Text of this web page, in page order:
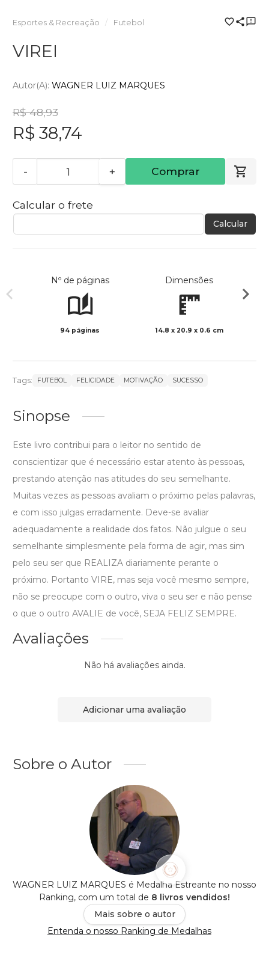
Esportes & Recreação Futebol
VIREI
Autor(a): WAGNER LUIZ MARQUES
R$ 48,93
R$ 38,74
- + Comprar
Calcular o frete
Calcular
Nº de páginas
94 páginas
Dimensões
14.8 x 20.9 x 0.6 cm
Tags: FUTEBOL FELICIDADE MOTIVAÇÃO SUCESSO
Sinopse
Este livro contribui para o leitor no sentido de
conscientizar que é necessário estar atento às pessoas,
prestando atenção nas atitudes do seu semelhante.
Muitas vezes as pessoas avaliam o próximo pelas palavras,
e com isso julgas erradamente. Deve-se avaliar
adequadamente a realidade dos fatos. Não julgue o seu
semelhante simplesmente pela forma de agir, mas sim
pelo seu ser que REALIZA diariamente perante o
próximo. Portanto VIRE, mas seja você mesmo sempre,
não se preocupe com o outro, viva o seu ser e não pense
o que o outro AVALIE de você, SEJA FELIZ SEMPRE.
Avaliações
Não há avaliações ainda.
Adicionar uma avaliação
Sobre o Autor
WAGNER LUIZ MARQUES é Medalha Estreante no nosso
Ranking, com um total de 8 livros vendidos!
Mais sobre o autor
Entenda o nosso Ranking de Medalhas